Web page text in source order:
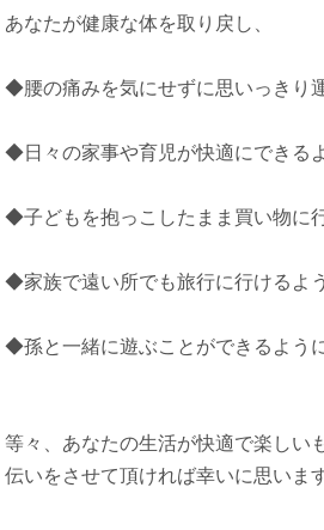
あなたが健康な体を取り戻し、
◆腰の痛みを気にせずに思いっきり
◆日々の家事や育児が快適にできる
◆子どもを抱っこしたまま買い物に
◆家族で遠い所でも旅行に行けるよ
◆孫と一緒に遊ぶことができるよう
等々、あなたの生活が快適で楽しい
伝いをさせて頂ければ幸いに思います